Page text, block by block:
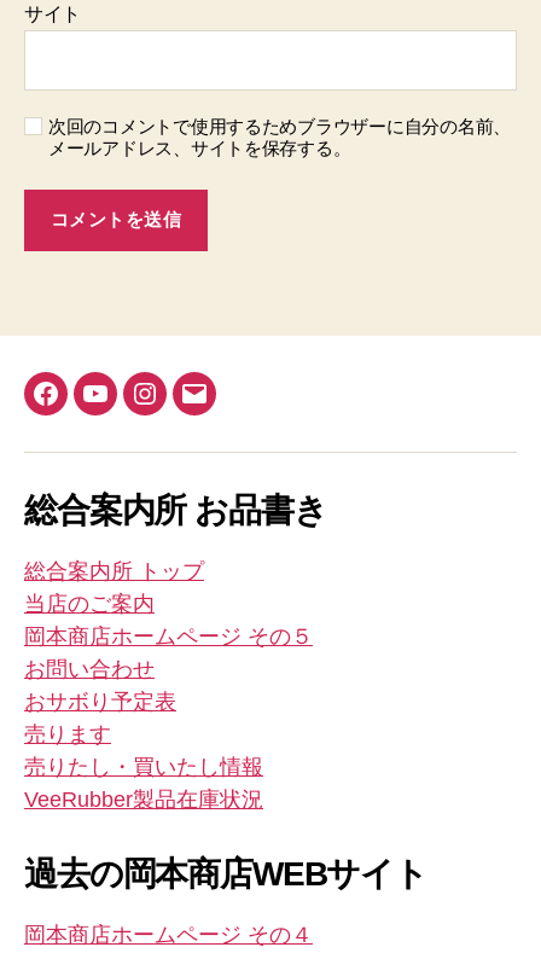
サイト
次回のコメントで使用するためブラウザーに自分の名前、
メールアドレス、サイトを保存する。
FacebookYouTubeInstagram
メ
総合案内所 お品書き
総合案内所 トップ
当店のご案内
岡本商店ホームページ その５
お問い合わせ
おサボり予定表
売ります
売りたし・買いたし情報
VeeRubber製品在庫状況
過去の岡本商店WEBサイト
岡本商店ホームページ その４